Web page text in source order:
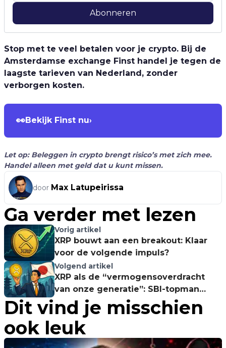
Abonneren
Stop met te veel betalen voor je crypto. Bij de
Amsterdamse exchange Finst handel je tegen de
laagste tarieven van Nederland, zonder
verborgen kosten.
👀Bekijk Finst nu›
Let op: Beleggen in crypto brengt risico’s met zich mee.
Handel alleen met geld dat u kunt missen.
door Max Latupeirissa
Ga verder met lezen
Vorig artikel
XRP bouwt aan een breakout: Klaar
voor de volgende impuls?
Volgend artikel
XRP als de “vermogensoverdracht
van onze generatie”: SBI-topman
spreekt krachtige taal
Dit vind je misschien
ook leuk